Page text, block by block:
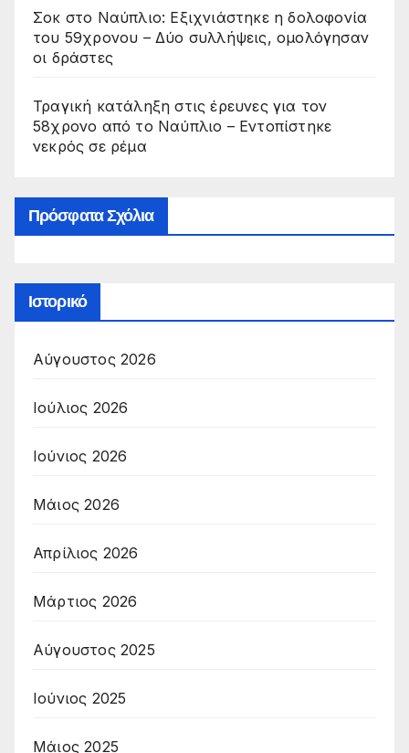
Σοκ στο Ναύπλιο: Εξιχνιάστηκε η δολοφονία
του 59χρονου – Δύο συλλήψεις, ομολόγησαν
οι δράστες
Τραγική κατάληξη στις έρευνες για τον
58χρονο από το Ναύπλιο – Εντοπίστηκε
νεκρός σε ρέμα
Πρόσφατα Σχόλια
Ιστορικό
Αύγουστος 2026
Ιούλιος 2026
Ιούνιος 2026
Μάιος 2026
Απρίλιος 2026
Μάρτιος 2026
Αύγουστος 2025
Ιούνιος 2025
Μάιος 2025